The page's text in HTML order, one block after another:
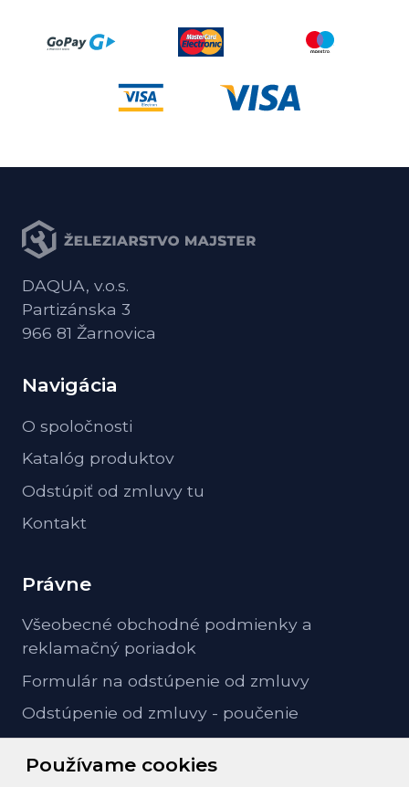
Používame cookies
DAQUA, v.o.s.
Partizánska 3
966 81 Žarnovica
Navigácia
O spoločnosti
Katalóg produktov
Odstúpiť od zmluvy tu
Kontakt
Právne
Všeobecné obchodné podmienky a
reklamačný poriadok
Formulár na odstúpenie od zmluvy
Odstúpenie od zmluvy - poučenie